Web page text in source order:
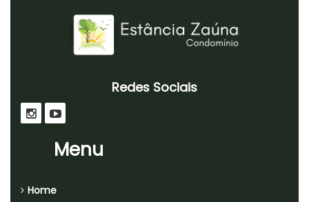
Redes Sociais
Menu
Home